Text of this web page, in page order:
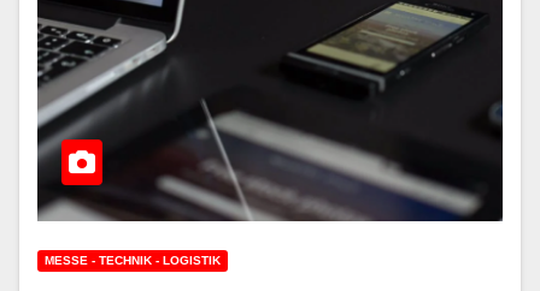
MESSE - TECHNIK - LOGISTIK